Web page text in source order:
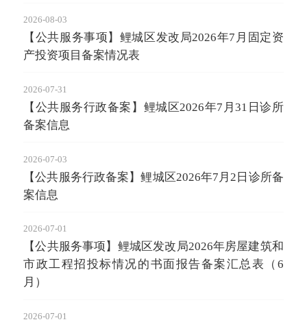
2026-08-03
【公共服务事项】鲤城区发改局2026年7月固定资
产投资项目备案情况表
2026-07-31
【公共服务行政备案】鲤城区2026年7月31日诊所
备案信息
2026-07-03
【公共服务行政备案】鲤城区2026年7月2日诊所备
案信息
2026-07-01
【公共服务事项】鲤城区发改局2026年房屋建筑和
市政工程招投标情况的书面报告备案汇总表（6
月）
2026-07-01